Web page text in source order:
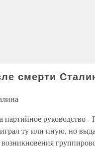
смерти
партийное
ту или иную, но